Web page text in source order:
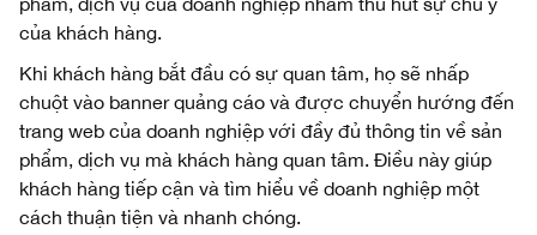
của khách hàng.
Khi khách hàng bắt đầu có sự quan tâm, họ sẽ nhấp
chuột vào banner quảng cáo và được chuyển hướng đến
trang web của doanh nghiệp với đầy đủ thông tin về sản
phẩm, dịch vụ mà khách hàng quan tâm. Điều này giúp
khách hàng tiếp cận và tìm hiểu về doanh nghiệp một
cách thuận tiện và nhanh chóng.